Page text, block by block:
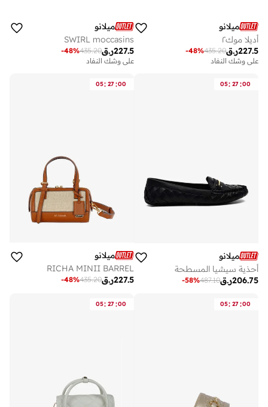
ميلانو
أديلا موك٢
ر.ق227.5
435.20
-48%
على وشك النفاد
ميلانو
SWIRL moccasins
ر.ق227.5
435.20
-48%
على وشك النفاد
05: 27 :00
ميلانو
أحذية سيشيا المسطحة
ر.ق206.75
487.10
-58%
05: 27 :00
ميلانو
RICHA MINII BARREL
ر.ق227.5
435.20
-48%
05: 27 :00
05: 27 :00